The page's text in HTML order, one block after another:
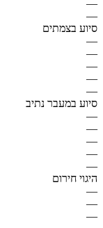
—
—
סיוע בצמתים
—
—
—
—
—
סיוע במעבר נתיב
—
—
—
—
—
היגוי חירום
—
—
—